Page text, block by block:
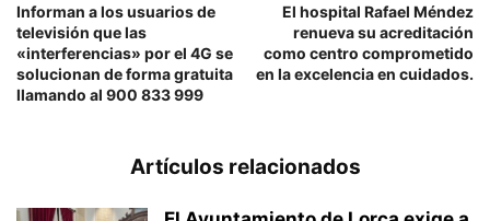
Informan a los usuarios de
televisión que las
«interferencias» por el 4G se
solucionan de forma gratuita
llamando al 900 833 999
El hospital Rafael Méndez
renueva su acreditación
como centro comprometido
en la excelencia en cuidados.
Artículos relacionados